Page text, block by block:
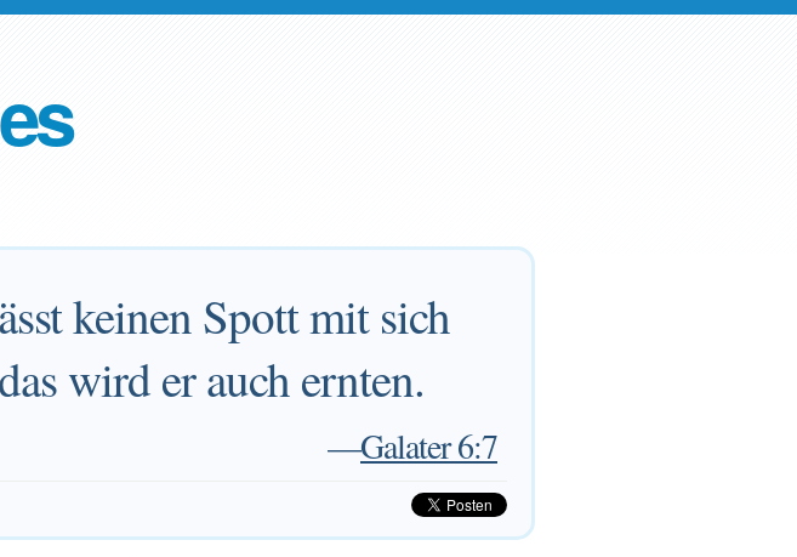
keinen Spott mit sich
wird er auch ernten.
—Galater 6:7